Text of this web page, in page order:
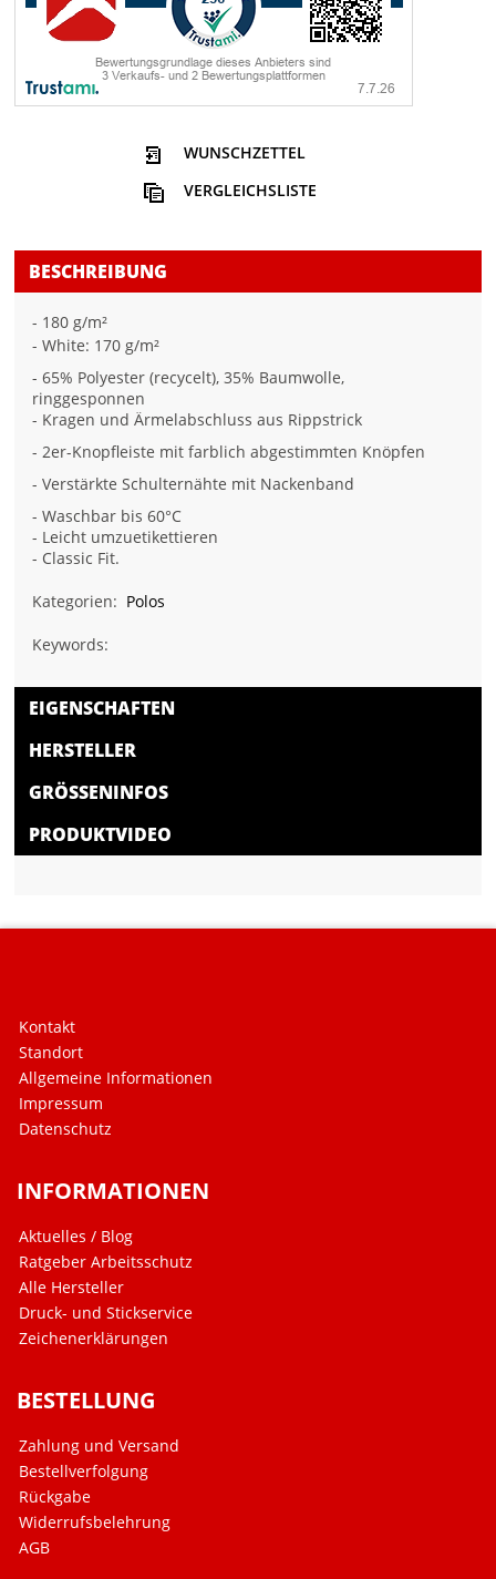
WUNSCHZETTEL
VERGLEICHSLISTE
BESCHREIBUNG
- 180 g/m²
- White: 170 g/m²
- 65% Polyester (recycelt), 35% Baumwolle,
ringgesponnen
- Kragen und Ärmelabschluss aus Rippstrick
- 2er-Knopfleiste mit farblich abgestimmten Knöpfen
- Verstärkte Schulternähte mit Nackenband
- Waschbar bis 60°C
- Leicht umzuetikettieren
- Classic Fit.
Kategorien: Polos
Keywords:
EIGENSCHAFTEN
HERSTELLER
GRÖSSENINFOS
PRODUKTVIDEO
Kontakt
Standort
Allgemeine Informationen
Impressum
Datenschutz
INFORMATIONEN
Aktuelles / Blog
Ratgeber Arbeitsschutz
Alle Hersteller
Druck- und Stickservice
Zeichenerklärungen
BESTELLUNG
Zahlung und Versand
Bestellverfolgung
Rückgabe
Widerrufsbelehrung
AGB